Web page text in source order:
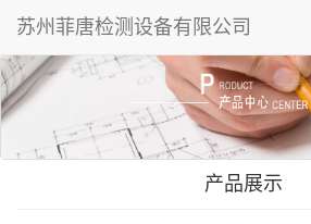
苏州菲唐检测设备有限公司
产品展示